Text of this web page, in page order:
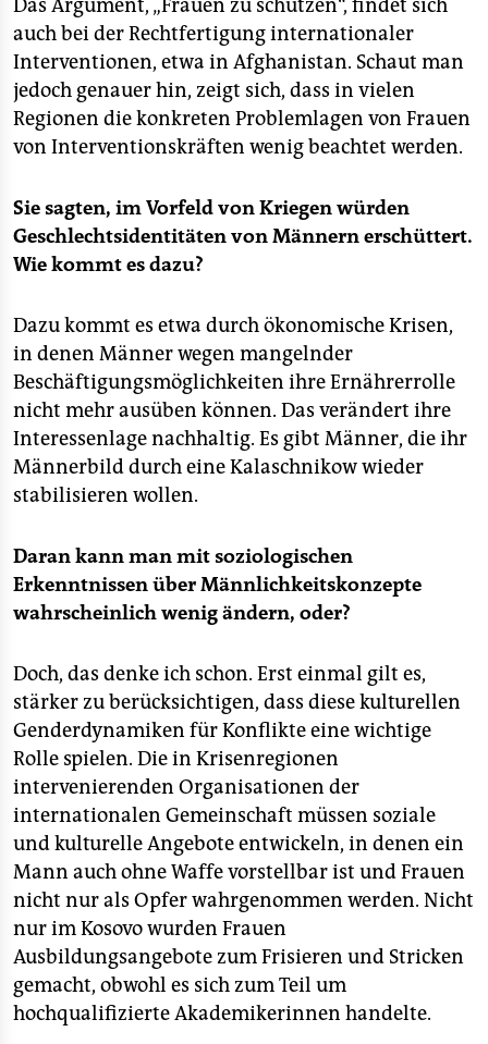
Das Argument, „Frauen zu schützen“, findet sich
auch bei der Rechtfertigung internationaler
Interventionen, etwa in Afghanistan. Schaut man
jedoch genauer hin, zeigt sich, dass in vielen
Regionen die konkreten Problemlagen von Frauen
von Interventionskräften wenig beachtet werden.
Sie sagten, im Vorfeld von Kriegen würden
Geschlechtsidentitäten von Männern erschüttert.
Wie kommt es dazu?
Dazu kommt es etwa durch ökonomische Krisen,
in denen Männer wegen mangelnder
Beschäftigungsmöglichkeiten ihre Ernährerrolle
nicht mehr ausüben können. Das verändert ihre
Interessenlage nachhaltig. Es gibt Männer, die ihr
Männerbild durch eine Kalaschnikow wieder
stabilisieren wollen.
Daran kann man mit soziologischen
Erkenntnissen über Männlichkeitskonzepte
wahrscheinlich wenig ändern, oder?
Doch, das denke ich schon. Erst einmal gilt es,
stärker zu berücksichtigen, dass diese kulturellen
Genderdynamiken für Konflikte eine wichtige
Rolle spielen. Die in Krisenregionen
intervenierenden Organisationen der
internationalen Gemeinschaft müssen soziale
und kulturelle Angebote entwickeln, in denen ein
Mann auch ohne Waffe vorstellbar ist und Frauen
nicht nur als Opfer wahrgenommen werden. Nicht
nur im Kosovo wurden Frauen
Ausbildungsangebote zum Frisieren und Stricken
gemacht, obwohl es sich zum Teil um
hochqualifizierte Akademikerinnen handelte.